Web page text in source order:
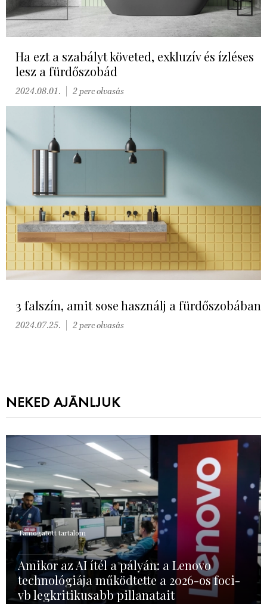
Ha ezt a szabályt követed, exkluzív és ízléses
lesz a fürdőszobád
2024.08.01. 2 perc olvasás
3 falszín, amit sose használj a fürdőszobában
2024.07.25. 2 perc olvasás
NEKED AJÁNLJUK
Támogatott tartalom
Amikor az AI ítél a pályán: a Lenovo
technológiája működtette a 2026-os foci-
vb legkritikusabb pillanatait